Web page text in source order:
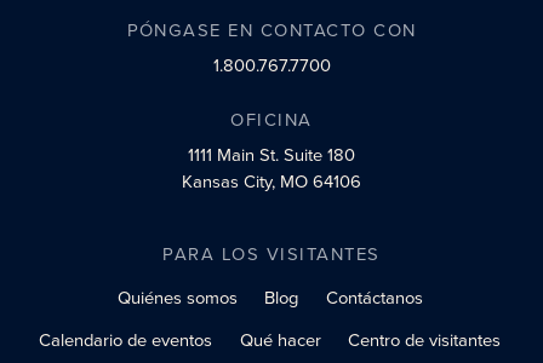
PÓNGASE EN CONTACTO CON
1.800.767.7700
OFICINA
1111 Main St.Suite 180
Kansas City, MO 64106
PARA LOS VISITANTES
Quiénes somos
Blog
Contáctanos
Calendario de eventos
Qué hacer Centro de visitantes